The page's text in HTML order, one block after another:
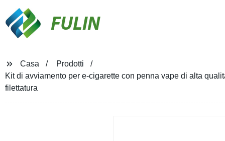
FULIN
Casa
Prodotti
Kit di avviamento per e-cigarette con penna vape di alta
filettatura